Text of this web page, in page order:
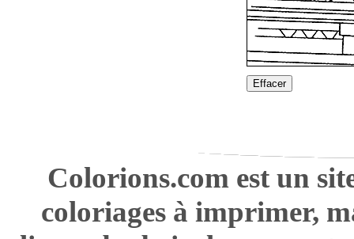
Effacer
Colorions.com est un
coloriages à imprimer,